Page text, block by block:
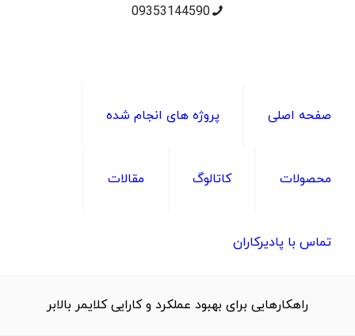
09353144590
صفحه اصلی پروژه های انجام شده
محصولات کاتالوگ مقالات
تماس با پادیرکاران
راهکارهایی برای بهبود عملکرد و کارایی کلایمر بالابر